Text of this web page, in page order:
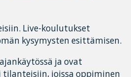
Live-koulutukset
kysymysten esittämisen.
ja ovat
joissa oppiminen